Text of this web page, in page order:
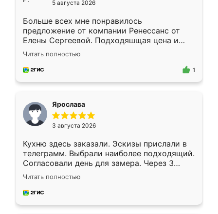
5 августа 2026
Больше всех мне понравилось
предложение от компании Ренессанс от
Елены Сергеевой. Подходяшщая цена и
короткие сроки изготовления. Приехавший
для замера сотрудник Владислав
предложил по моему эскизу самый
Читать полностью
1
Ярослава
3 августа 2026
Кухню здесь заказали. Эскизы прислали в
телеграмм. Выбрали наиболее подходящий.
Согласовали день для замера. Через 3
недели кухня была уже готова. Остались
довольны работой. Спасибо Ренессанс
мебель за качественную работу!
Читать полностью